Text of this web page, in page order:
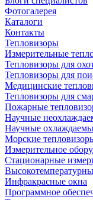
Фотогалерея
Каталоги
Контакты
Тепловизоры
Измерительные
Тепловизоры для
Тепловизоры для
Медицинские
Тепловизоры для
Пожарные
Научные
Научные
Морские
Измерительное
Стационарные
Инфракрасные окна
Программное